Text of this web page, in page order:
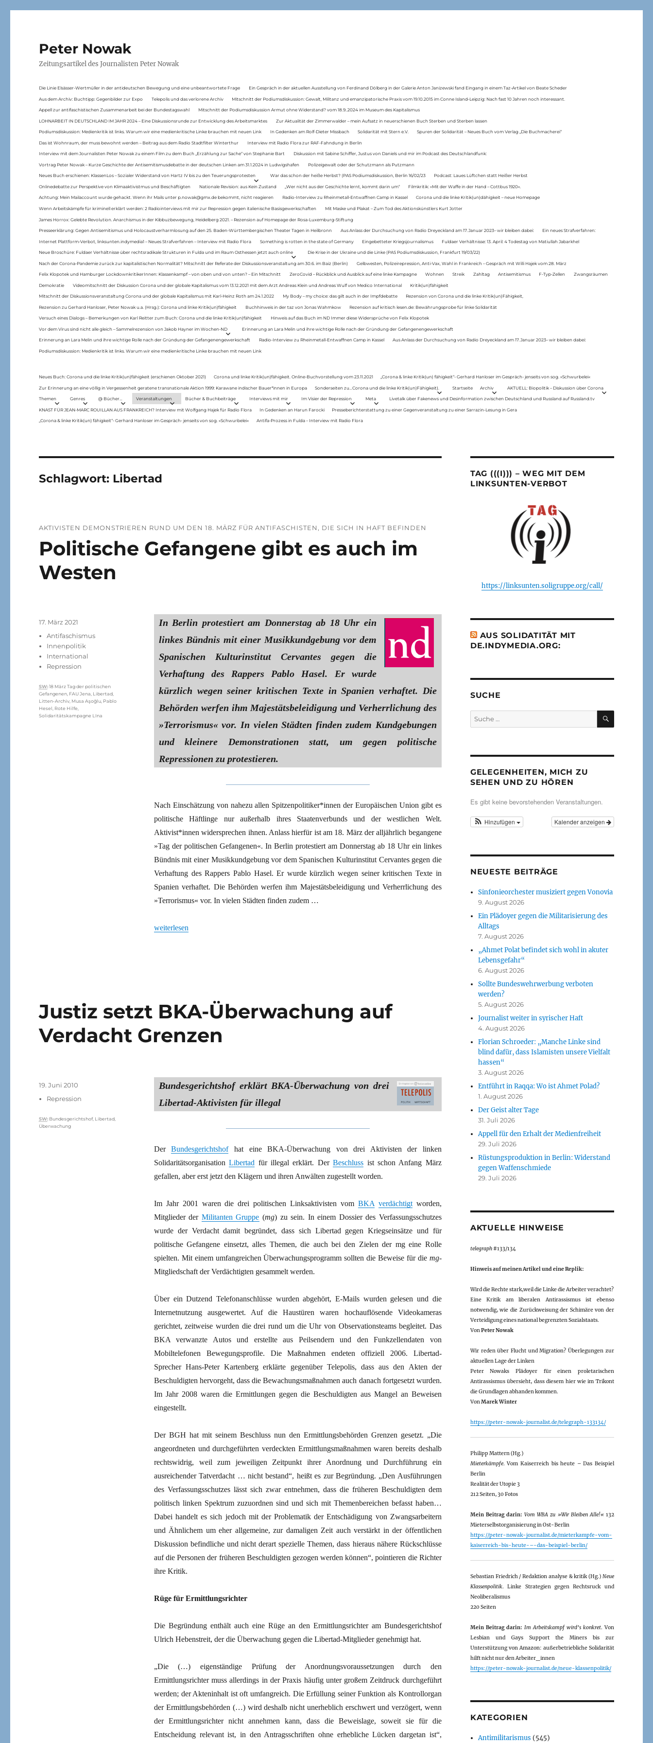
Peter Nowak
Zeitungsartikel des Journalisten Peter Nowak
Die Linie Elsässer-Wertmüller in der antideutschen Bewegung und eine unbeantwortete Frage Ein Gespräch in der aktuellen Ausstellung von Ferdinand Dölberg in der Galerie Anton Janizewski fand Eingang in einem Taz-Artikel von Beate Scheder
Aus dem Archiv: Buchtipp: Gegenbilder zur Expo Telepolis und das verlorene Archiv Mitschnitt der Podiumsdiskussion: Gewalt, Militanz und emanzipatorische Praxis vom 19.10.2015 im Conne Island-Leipzig: Nach fast 10 Jahren noch interessant.
Appell zur antifaschistischen Zusammenarbeit bei der Bundestagswahl Mitschnitt der Podiumsdiskussion Armut ohne Widerstand? vom 18.9..2024 im Museum des Kapitalismus
LOHNARBEIT IN DEUTSCHLAND IM JAHR 2024 – Eine Diskussionsrunde zur Entwicklung des Arbeitsmarktes Zur Aktualität der Zimmerwalder – mein Aufsatz in neuerschienen Buch Sterben und Sterben lassen
Podiumsdiskussion: Medienkritik ist links. Warum wir eine medienkritische Linke brauchen mit neuen Link In Gedenken am Rolf-Dieter Missbach Solidarität mit Stern e.V. Spuren der Solidarität – Neues Buch vom Verlag „Die Buchmacherei“
Das ist Wohnraum, der muss bewohnt werden – Beitrag aus dem Radio Stadtfilter Winterthur Interview mit Radio Flora zur RAF-Fahndung in Berlin
Interview mit dem Journalisten Peter Nowak zu einem Film zu dem Buch „Erzählung zur Sache“ von Stephanie Bart Diskussion mit Sabine Schiffer, Justus von Daniels und mir im Podcast des Deutschlandfunk:
Vortrag Peter Nowak – Kurze Geschichte der Antisemitismusdebatte in der deutschen Linken am 31.1.2024 in Ludwigshafen Polizeigewalt oder der Schutzmann als Putzmann
Neues Buch erschienen: KlassenLos – Sozialer Widerstand von Hartz IV bis zu den Teuerungsprotesten War das schon der heiße Herbst? (PAS Podiumsdiskussion, Berlin 16/02/23 Podcast: Laues Lüftchen statt Heißer Herbst
Onlinedebatte zur Perspektive von Klimaaktivistmus und Beschäftigten Nationale Revision: aus Kein Zustand „Wer nicht aus der Geschichte lernt, kommt darin um“ Filmkritik: »Mit der Waffe in der Hand – Cottbus 1920«.
Achtung: Mein Mailaccount wurde gehackt. Wenn ihr Mails unter p.nowak@gmx.de bekommt, nicht reagieren Radio-Interview zu Rheinmetall-Entwaffnen Camp in Kassel Corona und die linke Kritik(un)dähigkeit – neue Homepage
Wenn Arbeitskämpfe für kriminell erklärt werden: 2 Radiointerviews mit mir zur Repression gegen italienische Basisgewerkschaften Mit Maske und Plakat – Zum Tod des Aktionskünstlers Kurt Jotter
James Horrox: Gelebte Revolution. Anarchismus in der Kibbuzbewegung, Heidelberg 2021. – Rezension auf Homepage der Rosa-Luxemburg-Stiftung
Presseerklärung: Gegen Antisemitismus und Holocaustverharmlosung auf den 25. Baden-Württembergischen Theater Tagen in Heilbronn Aus Anlass der Durchsuchung von Radio Dreyeckland am 17.Januar 2023– wir bleiben dabei: Ein neues Strafverfahren:
Internet Plattform-Verbot, linksunten.indymedia1 – Neues Strafverfahren – Interview mit Radio Flora Something is rotten in the state of Germany Eingebetteter Kriegsjournalismus Fuldaer Verhältnisse: 13. April: 4 Todestag von Matiul­lah Jabarkhel
Neue Broschüre: Fuldaer Verhältnisse über rechtsradikale Strukturen in Fulda und im Raum Osthessen jetzt auch online Die Krise in der Ukraine und die Linke (PAS Podiumsdiskussion, Frankfurt 19/03/22)
Nach der Corona-Pandemie zurück zur kapitalistischen Normalität? Mitschnitt der Referate der Diskussionsveranstaltung am 30.6. im Baiz (Berlin) Gelbwesten, Polizeirepression, Anti-Vax, Wahl in Frankreich – Gespräch mit Willi Hajek vom 28. März
Felix Klopotek und Hamburger LockdownkritikerInnen: Klassenkampf – von oben und von unten? – Ein Mitschnitt ZeroCovid – Rückblick und Ausblick auf eine linke Kampagne Wohnen Streik Zahltag Antisemitismus F-Typ-Zellen Zwangsräumen
Demokratie Videomitschnitt der Diskussion Corona und der globale Kapitalismus vom 13.12.2021 mit dem Arzt Andreas Klein und Andreas Wulf von Medico International Kritik(un)fähigkeit
Mitschnitt der Diskussionsveranstaltung Corona und der globale Kapitalismus mit Karl-Heinz Roth am 24.1.2022 My Body – my choice: das gilt auch in der Impfdebatte Rezension von Corona und die linke Kritik(un)Fähigkeit,
Rezension zu Gerhard Hanloser, Peter Nowak u.a. (Hrsg.): Corona und linke Kritik(un)fähigkeit Buchhinweis in der taz von Jonas Wahmkow Rezension auf kritisch lesen.de: Bewährungsprobe für linke Solidarität
Versuch eines Dialogs – Bemerkungen von Karl Reitter zum Buch: Corona und die linke Kritik(un)fähigkeit Hinweis auf das Buch im ND Immer diese Widersprüche von Felix Klopotek
Vor dem Virus sind nicht alle gleich – Sammelrezension von Jakob Hayner im Wochen-ND Erinnerung an Lara Melin und ihre wichtige Rolle nach der Gründung der Gefangenengewerkschaft
Erinnerung an Lara Melin und ihre wichtige Rolle nach der Gründung der Gefangenengewerkschaft Radio-Interview zu Rheinmetall-Entwaffnen Camp in Kassel Aus Anlass der Durchsuchung von Radio Dreyeckland am 17.Januar 2023– wir bleiben dabei:
Podiumsdiskussion: Medienkritik ist links. Warum wir eine medienkritische Linke brauchen mit neuen Link
Neues Buch: Corona und die linke Kritik(un)fähigkeit (erschienen Oktober 2021) Corona und linke Kritik(un)fähigkeit. Online-Buchvorstellung vom 23.11.2021 „Corona & linke Kritik(un) fähigkeit“- Gerhard Hanloser im Gespräch- jenseits von sog. »Schwurbelei«
Zur Erinnerung an eine völlig in Vergessenheit geratene transnationale Aktion 1999: Karawane indischer Bauer*innen in Europa Sonderseiten zu…Corona und die linke Kritik(un)Fähigkeit). Startseite Archiv AKTUELL: Biopolitik – Diskussion über Corona
Themen Genres @ Bücher… Veranstaltungen Bücher & Buchbeiträge Interviews mit mir Im Visier der Repression Meta Livetalk über Fakenews und Desinformation zwischen Deutschland und Russland auf Russland.tv
KNAST FÜR JEAN-MARC ROUILLAN AUS FRANKREICH? Interview mit Wolfgang Hajek für Radio Flora In Gedenken an Harun Farocki Presseberichterstattung zu einer Gegenveranstaltung zu einer Sarrazin-Lesung in Gera
„Corona & linke Kritik(un) fähigkeit“- Gerhard Hanloser im Gespräch- jenseits von sog. »Schwurbelei« Antifa-Prozess in Fulda – Interview mit Radio Flora
Schlagwort: Libertad
AKTIVISTEN DEMONSTRIEREN RUND UM DEN 18. MÄRZ FÜR ANTIFASCHISTEN, DIE SICH IN HAFT BEFINDEN
Politische Gefangene gibt es auch im
Westen
In Berlin protestiert am Donnerstag ab 18 Uhr ein
linkes Bündnis mit einer Musikkundgebung vor dem
Spanischen Kulturinstitut Cervantes gegen die
Verhaftung des Rappers Pablo Hasel. Er wurde
kürzlich wegen seiner kritischen Texte in Spanien verhaftet. Die
Behörden werfen ihm Majestätsbeleidigung und Verherrlichung des
»Terrorismus« vor. In vielen Städten finden zudem Kundgebungen
und kleinere Demonstrationen statt, um gegen politische
Repressionen zu protestieren.
Nach Einschätzung von nahezu allen Spitzenpolitiker*innen der Europäischen Union gibt es
politische Häftlinge nur außerhalb ihres Staatenverbunds und der westlichen Welt.
Aktivist*innen widersprechen ihnen. Anlass hierfür ist am 18. März der alljährlich begangene
»Tag der politischen Gefangenen«. In Berlin protestiert am Donnerstag ab 18 Uhr ein linkes
Bündnis mit einer Musikkundgebung vor dem Spanischen Kulturinstitut Cervantes gegen die
Verhaftung des Rappers Pablo Hasel. Er wurde kürzlich wegen seiner kritischen Texte in
Spanien verhaftet. Die Behörden werfen ihm Majestätsbeleidigung und Verherrlichung des
»Terrorismus« vor. In vielen Städten finden zudem …
„Politische Gefangene gibt es auch im Westen“
weiterlesen
Veröffentlicht
17. März 2021
Kategorien
Antifaschismus
Innenpolitik
International
Repression
Schlagwörter
SW:18 März Tag der politischen
Gefangenen FAU Jena Libertad
Litten-Archiv Musa Aşoğlu Pablo
Hesel Rote Hilfe
Solidaritätskampagne LIna
Justiz setzt BKA-Überwachung auf
Verdacht Grenzen
Bundesgerichtshof erklärt BKA-Überwachung von drei
Libertad-Aktivisten für illegal
DerBundesgerichtshofhat eine BKA-Überwachung von drei Aktivisten der linken
SolidaritätsorganisationLibertad für illegal erklärt. DerBeschluss ist schon Anfang März
gefallen, aber erst jetzt den Klägern und ihren Anwälten zugestellt worden.
Im Jahr 2001 waren die drei politischen Linksaktivisten vom BKA verdächtigtworden,
Mitglieder der Militanten Gruppe (mg) zu sein. In einem Dossier des Verfassungsschutzes
wurde der Verdacht damit begründet, dass sich Libertad gegen Kriegseinsätze und für
politische Gefangene einsetzt, alles Themen, die auch bei den Zielen der mg eine Rolle
spielten. Mit einem umfangreichen Überwachungsprogramm sollten die Beweise für die mg-
Mitgliedschaft der Verdächtigten gesammelt werden.
Über ein Dutzend Telefonanschlüsse wurden abgehört, E-Mails wurden gelesen und die
Internetnutzung ausgewertet. Auf die Haustüren waren hochauflösende Videokameras
gerichtet, zeitweise wurden die drei rund um die Uhr von Observationsteams begleitet. Das
BKA verwanzte Autos und erstellte aus Peilsendern und den Funkzellendaten von
Mobiltelefonen Bewegungsprofile. Die Maßnahmen endeten offiziell 2006. Libertad-
Sprecher Hans-Peter Kartenberg erklärte gegenüber Telepolis, dass aus den Akten der
Beschuldigten hervorgeht, dass die Bewachungsmaßnahmen auch danach fortgesetzt wurden.
Im Jahr 2008 waren die Ermittlungen gegen die Beschuldigten aus Mangel an Beweisen
eingestellt.
Der BGH hat mit seinem Beschluss nun den Ermittlungsbehörden Grenzen gesetzt. „Die
angeordneten und durchgeführten verdeckten Ermittlungsmaßnahmen waren bereits deshalb
rechtswidrig, weil zum jeweiligen Zeitpunkt ihrer Anordnung und Durchführung ein
ausreichender Tatverdacht … nicht bestand“, heißt es zur Begründung. „Den Ausführungen
des Verfassungsschutzes lässt sich zwar entnehmen, dass die früheren Beschuldigten dem
politisch linken Spektrum zuzuordnen sind und sich mit Themenbereichen befasst haben…
Dabei handelt es sich jedoch mit der Problematik der Entschädigung von Zwangsarbeitern
und Ähnlichem um eher allgemeine, zur damaligen Zeit auch verstärkt in der öffentlichen
Diskussion befindliche und nicht derart spezielle Themen, dass hieraus nähere Rückschlüsse
auf die Personen der früheren Beschuldigten gezogen werden können“, pointieren die Richter
ihre Kritik.
Rüge für Ermittlungsrichter
Die Begründung enthält auch eine Rüge an den Ermittlungsrichter am Bundesgerichtshof
Ulrich Hebenstreit, der die Überwachung gegen die Libertad-Mitglieder genehmigt hat.
„Die (…) eigenständige Prüfung der Anordnungsvoraussetzungen durch den
Ermittlungsrichter muss allerdings in der Praxis häufig unter großem Zeitdruck durchgeführt
werden; der Akteninhalt ist oft umfangreich. Die Erfüllung seiner Funktion als Kontrollorgan
der Ermittlungsbehörden (…) wird deshalb nicht unerheblich erschwert und verzögert, wenn
der Ermittlungsrichter nicht annehmen kann, dass die Beweislage, soweit sie für die
Entscheidung relevant ist, in den Antragsschriften ohne erhebliche Lücken dargetan ist“,
Veröffentlicht
19. Juni 2010
Kategorien
Repression
Schlagwörter
SW: Bundesgerichtshof, Libertad
Überwachung
TAG (((I))) – WEG MIT DEM
LINKSUNTEN-VERBOT
https://linksunten.soligruppe.org/call/
AUS SOLIDATITÄT MIT
DE.INDYMEDIA.ORG:
SUCHE
Suche
nach:
SUCHEN
GELEGENHEITEN, MICH ZU
SEHEN UND ZU HÖREN
Es gibt keine bevorstehenden Veranstaltungen.
Kalender anzeigen
Hinzufügen
NEUESTE BEITRÄGE
Sinfonieorchester musiziert gegen Vonovia
9. August 2026
Ein Plädoyer gegen die Militarisierung des
Alltags
7. August 2026
„Ahmet Polat befindet sich wohl in akuter
Lebensgefahr“
6. August 2026
Sollte Bundeswehrwerbung verboten
werden?
5. August 2026
Journalist weiter in syrischer Haft
4. August 2026
Florian Schroeder: „Manche Linke sind
blind dafür, dass Islamisten unsere Vielfalt
hassen“
3. August 2026
Entführt in Raqqa: Wo ist Ahmet Polad?
1. August 2026
Der Geist alter Tage
31. Juli 2026
Appell für den Erhalt der Medienfreiheit
29. Juli 2026
Rüstungsproduktion in Berlin: Widerstand
gegen Waffenschmiede
29. Juli 2026
AKTUELLE HINWEISE
telegraph#133/134
Hinweis auf meinen Artikel und eine Replik:
Wird die Rechte stark,weil die Linke die Arbeiter verachtet?
Eine Kritik am liberalen Antirassismus ist ebenso
notwendig, wie die Zurückweisung der Schimäre von der
Verteidigung eines national begrenzten Sozialstaats.
VonPeter Nowak
Wir reden über Flucht und Migration? Überlegungen zur
aktuellen Lage der Linken
Peter Nowaks Plädoyer für einen proletarischen
Antirassismus übersieht, dass diesem hier wie im Trikont
die Grundlagen abhanden kommen.
VonMarek Winter
https://peter-nowak-journalist.de/telegraph-133134/
Philipp Mattern (Hg.)
Mieterkämpfe. Vom Kaiserreich bis heute – Das Beispiel
Berlin
Realität der Utopie 3
212 Seiten, 30 Fotos
Mein Beitrag darin: Vom WBA zu »Wir Bleiben Alle!«132
Mieterselbstorganisierung in Ost-Berlin
https://peter-nowak-journalist.de/mieterkampfe-vom-
kaiserreich-bis-heute-–-das-beispiel-berlin/
Sebastian Friedrich / Redaktion analyse & kritik (Hg.) Neue
Klassenpolitik. Linke Strategien gegen Rechtsruck und
Neoliberalismus
220 Seiten
Mein Beitrag darin: Im Arbeitskampf wird’s konkret. Von
Lesbian und Gays Support the Miners bis zur
Unterstützung von Amazon: außerbetriebliche Solidarität
hilft nicht nur den Arbeiter_innen
https://peter-nowak-journalist.de/neue-klassenpolitik/
KATEGORIEN
Antimilitarismus (545)